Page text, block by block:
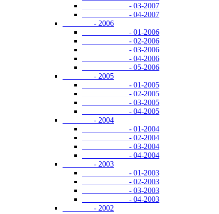
- 03-2007
- 04-2007
- 2006
- 01-2006
- 02-2006
- 03-2006
- 04-2006
- 05-2006
- 2005
- 01-2005
- 02-2005
- 03-2005
- 04-2005
- 2004
- 01-2004
- 02-2004
- 03-2004
- 04-2004
- 2003
- 01-2003
- 02-2003
- 03-2003
- 04-2003
- 2002